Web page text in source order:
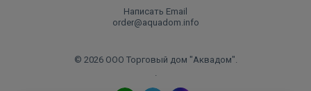
Написать Email
order@aquadom.info
© 2026 ООО Торговый дом "Аквадом".
.